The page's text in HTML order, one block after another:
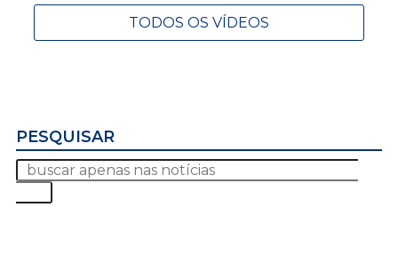
TODOS OS VÍDEOS
PESQUISAR